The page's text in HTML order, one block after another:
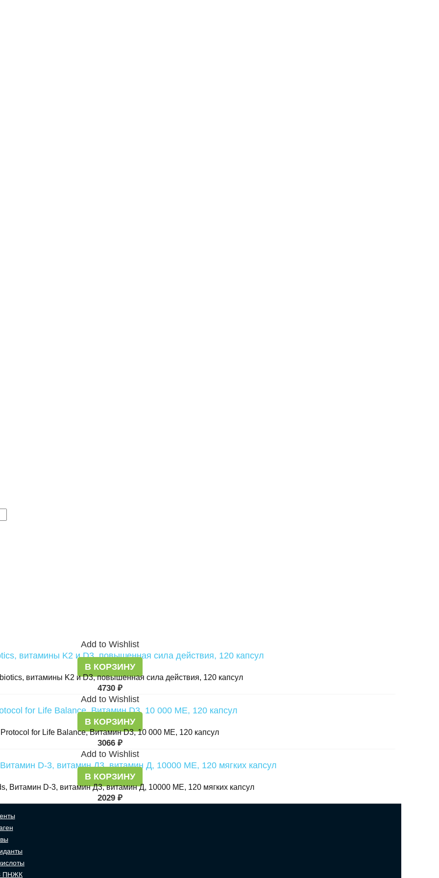
Add to Wishlist
В КОРЗИНУ
витамины K2 и D3, повышенная сила действия, 120 капсул
4730 ₽
Add to Wishlist
В КОРЗИНУ
Protocol for Life Balance, Витамин D3, 10 000 МЕ, 120 капсул
3066 ₽
Add to Wishlist
В КОРЗИНУ
Витамин D-3, витамин Д3, витамин Д, 10000 МЕ, 120 мягких капсул
2029 ₽
ПНЖК